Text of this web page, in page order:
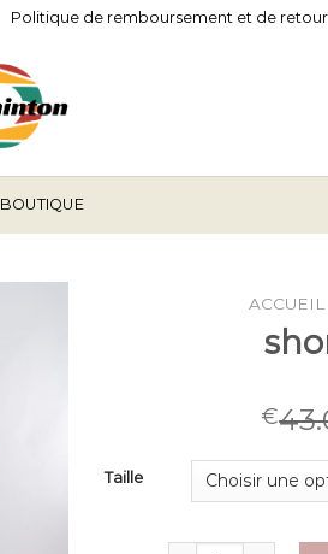
Politique de remboursement et de retour
BOUTIQUE
ACCUEIL
€
Taille